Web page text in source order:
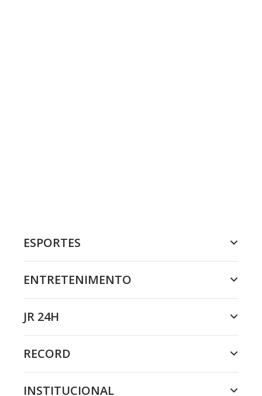
ESPORTES
ENTRETENIMENTO
JR 24H
RECORD
INSTITUCIONAL